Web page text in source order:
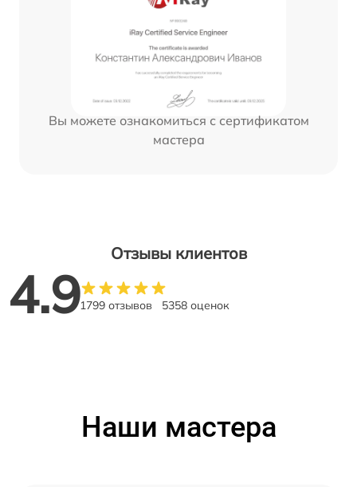
Вы можете ознакомиться с сертификатом
мастера
Отзывы клиентов
4.91799 отзывов 5358 оценок
Наши мастера